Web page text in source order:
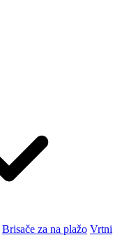
Brisače za na plažo Vrtni